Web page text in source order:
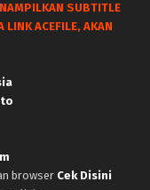
SUBTITLE
LINK ACEFILE, AKAN
browser Cek Disini
– Ep 12 END (Dual
Indonesia & English
– Ep 11 (Dual Subs)
– Ep 10 (Dual Subs)